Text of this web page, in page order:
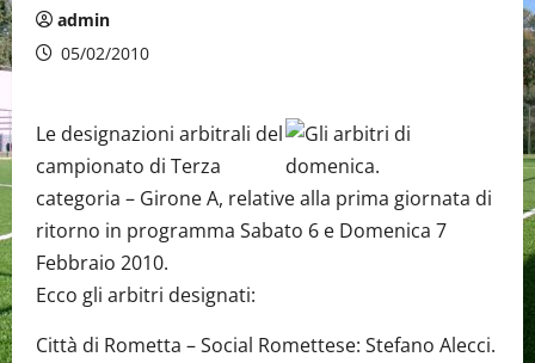
admin
05/02/2010
Le designazioni arbitrali del
campionato di Terza
categoria – Girone A, relative alla prima giornata di
ritorno in programma Sabato 6 e Domenica 7
Febbraio 2010.
Ecco gli arbitri designati:
Città di Rometta – Social Romettese: Stefano Alecci.